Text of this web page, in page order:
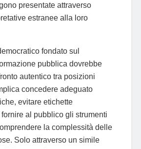
presentate attraverso
estranee alla loro
fondato sul
pubblica dovrebbe
autentico tra posizioni
concedere adeguato
evitare etichette
al pubblico gli strumenti
la complessità delle
Solo attraverso un simile